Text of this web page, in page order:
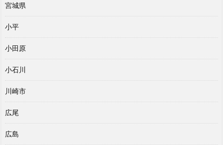
宮城県
小平
小田原
小石川
川崎市
広尾
広島